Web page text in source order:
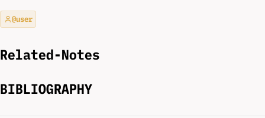
@user
Related-Notes
BIBLIOGRAPHY